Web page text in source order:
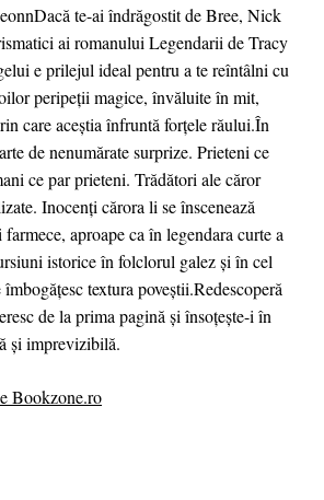
te-ai îndrăgostit de Bree, Nick
ai romanului Legendarii de Tracy
e prilejul ideal pentru a te reîntâlni cu
peripeţii magice, învăluite în mit,
care aceştia înfruntă forţele răului.În
de nenumărate surprize. Prieteni ce
ce par prieteni. Trădători ale căror
Inocenţi cărora li se înscenează
aproape ca în legendara curte a
istorice în folclorul galez şi în cel
textura poveştii.Redescoperă
de la prima pagină şi însoţeşte-i în
şi imprevizibilă.
Bookzone.ro